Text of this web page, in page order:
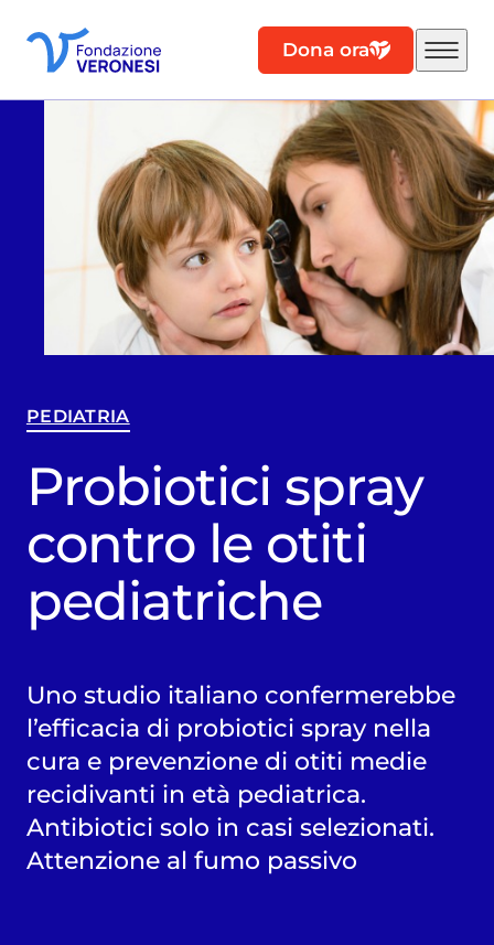
Dona ora
PEDIATRIA
Probiotici spray
contro le otiti
pediatriche
Uno studio italiano confermerebbe
l’efficacia di probiotici spray nella
cura e prevenzione di otiti medie
recidivanti in età pediatrica.
Antibiotici solo in casi selezionati.
Attenzione al fumo passivo